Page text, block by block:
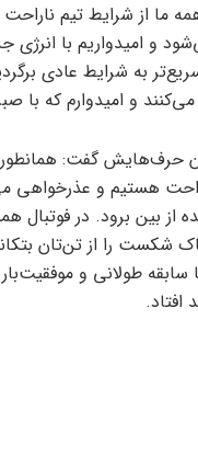
ما از شرایط تیم
و امیدواریم با
به شرایط عادی
می‌کنند و امیدوارم که با
حرف‌هایش گفت:
هستیم و عذرخواهی
از بین برود. در
شکست را از تن‌تان
سابقه طولانی و
افتاد.